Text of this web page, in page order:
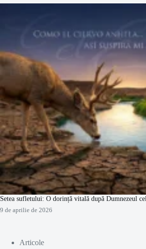
Setea sufletului: O dorință vitală după Dumnezeul
9 de aprilie de 2026
Articole